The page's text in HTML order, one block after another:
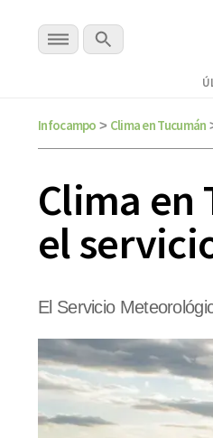
Infocampo > Clima en Tucumán
Clima en
el
El Servicio